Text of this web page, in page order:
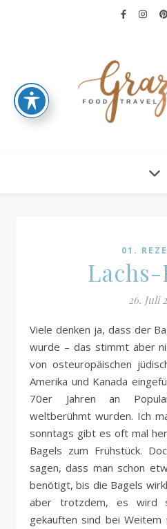
01.
Lachs-
26. Juli
Viele denken ja, dass der
wurde – das stimmt aber
von osteuropäischen
Amerika und Kanada
70er Jahren an
weltberühmt wurden. Ich
sonntags gibt es oft mal
Bagels zum Frühstück.
sagen, dass man schon
benötigt, bis die Bagels
aber trotzdem, es wird
gekauften sind bei